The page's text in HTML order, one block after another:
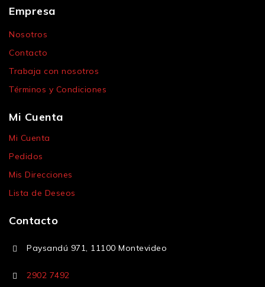
Empresa
Nosotros
Contacto
Trabaja con nosotros
Términos y Condiciones
Mi Cuenta
Mi Cuenta
Pedidos
Mis Direcciones
Lista de Deseos
Contacto
Paysandú 971, 11100 Montevideo
2902 7492